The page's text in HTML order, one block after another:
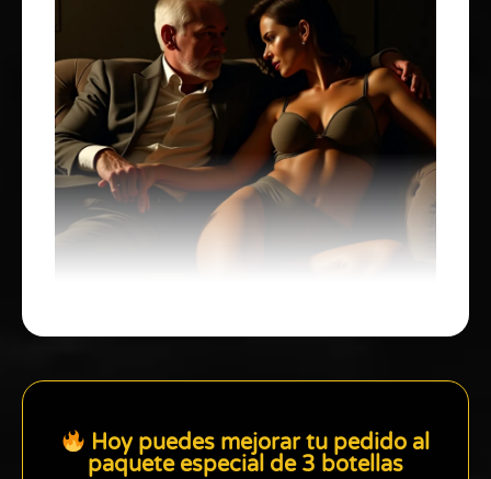
Hoy puedes mejorar tu pedido al
paquete especial de 3 botellas